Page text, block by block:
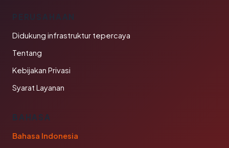
PERUSAHAAN
Didukung infrastruktur tepercaya
Tentang
Kebijakan Privasi
Syarat Layanan
BAHASA
Bahasa Indonesia